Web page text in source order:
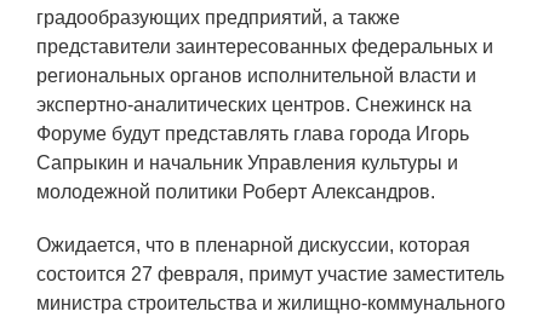
Аспирантура
Премии молодым ученым
Интеллектуальная собственность
Семинар «Моделирование технологий
ЯТЦ»
Зимняя школа по физике высоких
плотностей энергий
градообразующих предприятий, а также
представители заинтересованных федеральных и
региональных органов исполнительной власти и
экспертно-аналитических центров. Снежинск на
Форуме будут представлять глава города Игорь
Сапрыкин и начальник Управления культуры и
молодежной политики Роберт Александров.
Ожидается, что в пленарной дискуссии, которая
состоится 27 февраля, примут участие заместитель
министра строительства и жилищно-коммунального